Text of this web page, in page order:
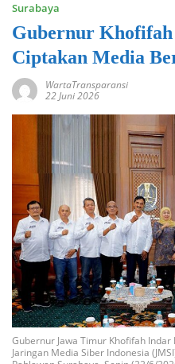
Surabaya
Gubernur
Ciptakan Media
WartaTransparansi
22 Juni 2026
Gubernur Jawa Timur Khofifah
Jaringan Media Siber Indonesia